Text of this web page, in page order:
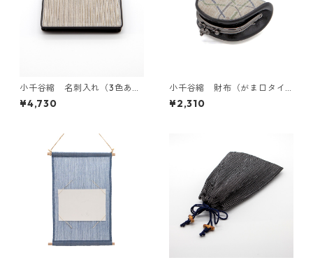
小千谷縮 名刺入れ（3色あ
り）
¥4,730
小千谷縮 財布（がま口タイ
プ）柄2種あり
¥2,310